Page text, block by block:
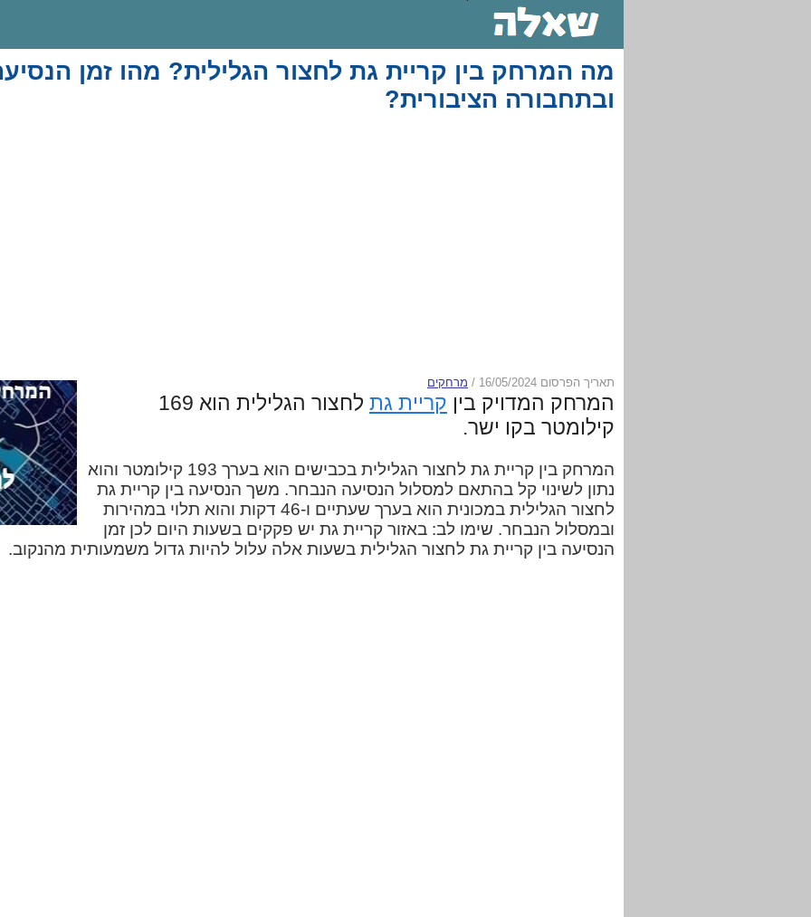
מה המרחק בין קריית גת לחצור הגלילית? מהו זמן
ובתחבורה הציבורית?
תאריך הפרסום 16/05/2024 / מרחקים
המרחק המדויק בין קריית גת
לחצור הגלילית הוא 169
קילומטר בקו ישר.
המרחק בין קריית גת לחצור הגלילית בכבישים הוא בערך 193 קילומטר והוא
נתון לשינוי קל בהתאם למסלול הנסיעה הנבחר. משך הנסיעה בין קריית גת
לחצור הגלילית במכונית הוא בערך שעתיים ו-46 דקות והוא תלוי במהירות
ובמסלול הנבחר. שימו לב: באזור קריית גת יש פקקים בשעות היום לכן זמן
הנסיעה בין קריית גת לחצור הגלילית בשעות אלה עלול להיות גדול משמעותית מהנקוב.